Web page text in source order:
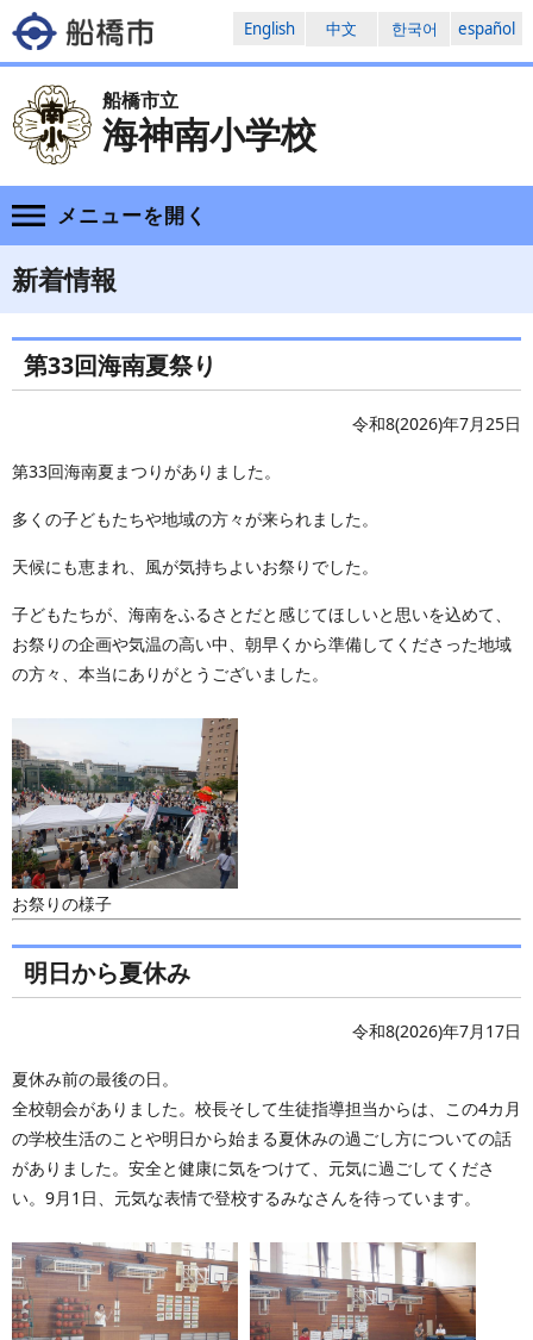
English 中文 한국어 español
船橋市立
海神南小学校
メニューを開く
新着情報
第33回海南夏祭り
令和8(2026)年7月25日
第33回海南夏まつりがありました。
多くの子どもたちや地域の方々が来られました。
天候にも恵まれ、風が気持ちよいお祭りでした。
子どもたちが、海南をふるさとだと感じてほしいと思いを込めて、
お祭りの企画や気温の高い中、朝早くから準備してくださった地域
の方々、本当にありがとうございました。
お祭りの様子
明日から夏休み
令和8(2026)年7月17日
夏休み前の最後の日。
全校朝会がありました。校長そして生徒指導担当からは、この4カ月
の学校生活のことや明日から始まる夏休みの過ごし方についての話
がありました。安全と健康に気をつけて、元気に過ごしてくださ
い。9月1日、元気な表情で登校するみなさんを待っています。